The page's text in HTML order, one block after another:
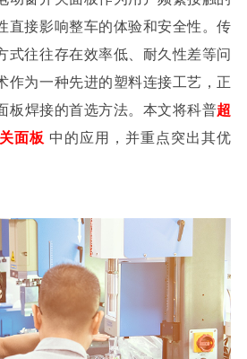
直接影响整车的体验和安全性。传
式往往存在效率低、耐久性差等问
作为一种先进的塑料连接工艺，正
板焊接的首选方法。本文将科普超
面板 中的应用，并重点突出其优